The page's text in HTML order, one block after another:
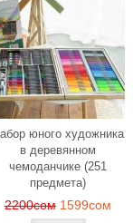
юного художника
в деревянном
чемоданчике (251
предмета)
2200сом 1599сом